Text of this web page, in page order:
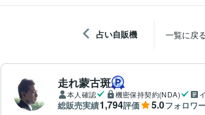
占い自販機 一覧に戻る
走れ蒙古斑
本人確認 機密保持契約(NDA)
総販売実績1,794評価 5.0フォロワ